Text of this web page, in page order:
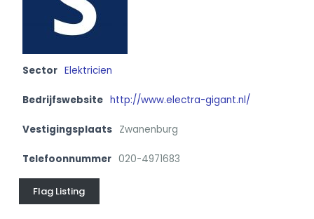
Sector Elektricien
Bedrijfswebsite http://www.electra-gigant.nl/
Vestigingsplaats Zwanenburg
Telefoonnummer 020-4971683
Flag Listing